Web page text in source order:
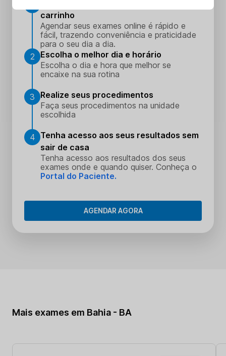
carrinho
Agendar seus exames online é rápido e
fácil, trazendo conveniência e praticidade
para o seu dia a dia.
2
Escolha o melhor dia e horário
Escolha o dia e hora que melhor se
encaixe na sua rotina
3
Realize seus procedimentos
Faça seus procedimentos na unidade
escolhida
4 Tenha acesso aos seus resultados sem
sair de casa
Tenha acesso aos resultados dos seus
exames onde e quando quiser. Conheça o
Portal do Paciente.
AGENDAR AGORA
Mais exames em Bahia - BA